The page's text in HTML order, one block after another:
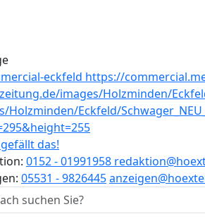
das!
0152 - 01991958
05531 - 9826445